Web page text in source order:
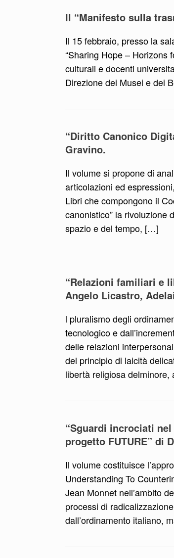
Il “Manifesto sulla
Il 15 febbraio, presso la
“Sharing Hope – Horizons
culturali e docenti
Direzione dei Musei e dei
“Diritto Canonico
Gravino.
Il volume si propone di
articolazioni ed
Libri che compongono il
canonistico” la rivoluzione
spazio e del tempo, […]
“Relazioni familiari e
Angelo Licastro,
l pluralismo degli
tecnologico e
delle relazioni
del principio di laicità
libertà religiosa
“Sguardi incrociati
progetto FUTURE” di
Il volume costituisce
Understanding To
Jean Monnet nell’ambito
processi di
dall’ordinamento italiano,